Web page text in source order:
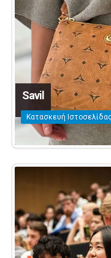
Savil
Κατασκευή